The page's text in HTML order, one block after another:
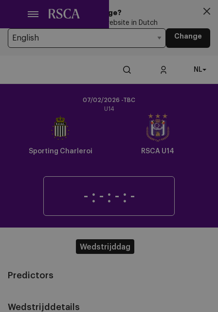
hoofdinhoud
Looking for another Language?
You’re currently browsing the website in Dutch
Change
NL
07/02/2026 -TBC
U14
Sporting Charleroi
Crest
Dark
RSCA U14
- : - : - : -
Wedstrijddag
Predictors
Wedstrijddetails